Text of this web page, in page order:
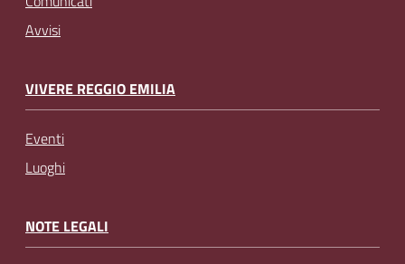
Avvisi
VIVERE REGGIO EMILIA
Eventi
Luoghi
NOTE LEGALI